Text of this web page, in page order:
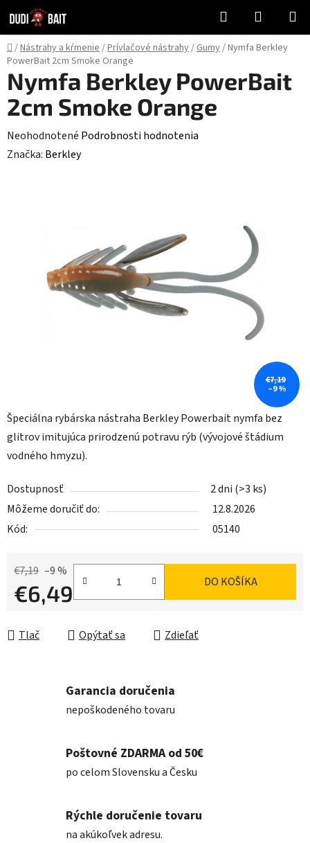
na
obsah
Hľadať
KOŠÍK
Domov
/Nástrahy a kŕmenie/Prívlačové nástrahy/Gumy/Nymfa Berkley
PowerBait 2cm Smoke Orange
Špeciálna rybárska nástraha Berkley Powerbait nymfa bez
glitrov imitujúca prirodzenú potravu rýb (vývojové štádium
vodného hmyzu).
Dostupnosť 2 dni (>3 ks)
Môžeme doručiť do:
12.8.2026
Kód:
05140
€7,19 –9 %
€6,49 DO KOŠÍKA
Tlač Opýtať sa Zdieľať
Nymfa Berkley PowerBait
2cm Smoke Orange
Priemerné
hodnotenie
hviezdičiek.
Neohodnotené Podrobnosti hodnotenia
Značka: Berkley
€7,19
–9 %
Garancia doručenia
nepoškodeného tovaru
Poštovné ZDARMA od 50€
po celom Slovensku a Česku
Rýchle doručenie tovaru
na akúkoľvek adresu.